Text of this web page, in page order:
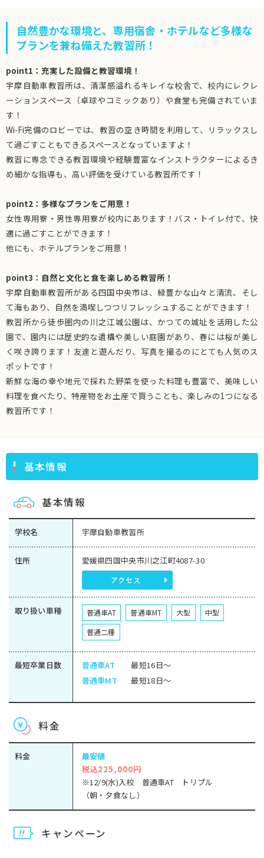
自然豊かな環境と、専用宿舎・ホテルなど多様な
プランを兼ね備えた教習所！
point1：充実した設備と教習環境！
宇摩自動車教習所は、清潔感溢れるキレイな校舎で、校内にレクレ
ーションスペース（卓球やコミックあり）や食堂も完備されていま
す！
Wi-Fi完備のロビーでは、教習の空き時間を利用して、リラックスし
て過ごすこともできるスペースとなっていますよ！
教習に専念できる教習環境や経験豊富なインストラクターによるき
め細かな指導も、高い評価を受けている教習所です！
point2：多様なプランをご用意！
女性専用寮・男性専用寮が校内にあります！バス・トイレ付で、快
適に過ごすことができます！
他にも、ホテルプランをご用意！
point3：自然と文化と食を楽しめる教習所！
宇摩自動車教習所がある四国中央市は、緑豊かな山々と清流、そし
て海もあり、自然を満喫しつつリフレッシュすることができます！
教習所から徒歩圏内の川之江城公園は、かつての城址を活用した公
園で、園内には歴史的な遺構や美しい庭園があり、春には桜が美し
く咲き誇ります！友達と遊んだり、写真を撮るのにとても人気のス
ポットです！
新鮮な海の幸や地元で採れた野菜を使った料理も豊富で、美味しい
料理を食べたり、特産物をお土産で買うことも、楽しみの1つになる
教習所です！
基本情報
基本情報
学校名 宇摩自動車教習所
住所 愛媛県四国中央市川之江町4087-30
アクセス
取り扱い車種 普通車AT 普通車MT 大型
中型
普通二種
最短卒業日数 普通車AT
最短16日～
普通車MT
最短18日～
料金
料金
最安値
税込225,000円
※12/9(水)入校 普通車AT トリプル
（朝・夕食なし）
キャンペーン